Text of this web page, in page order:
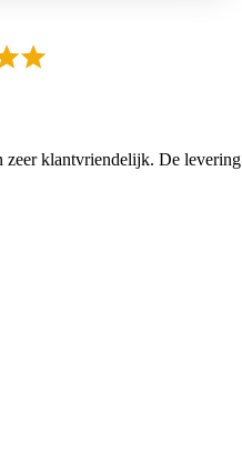
zeer klantvriendelijk. De